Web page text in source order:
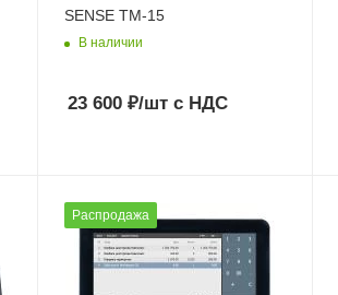
SENSE TM-15
В наличии
23 600 ₽/шт с НДС
Распродажа